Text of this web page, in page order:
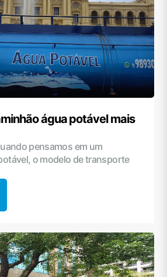
água potável mais
pensamos em um
o modelo de transporte